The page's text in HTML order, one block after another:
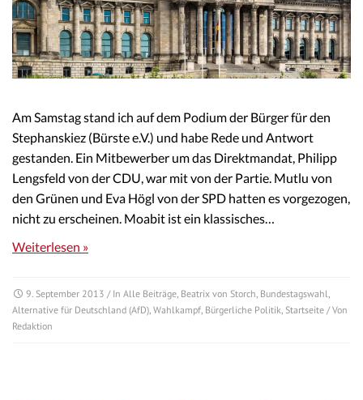
Am Samstag stand ich auf dem Podium der Bürger für den
Stephanskiez (Bürste e.V.) und habe Rede und Antwort
gestanden. Ein Mitbewerber um das Direktmandat, Philipp
Lengsfeld von der CDU, war mit von der Partie. Mutlu von
den Grünen und Eva Högl von der SPD hatten es vorgezogen,
nicht zu erscheinen. Moabit ist ein klassisches…
Weiterlesen »
9. September 2013 / In Alle Beiträge Beatrix von Storch Bundestagswahl
Alternative für Deutschland (AfD) Wahlkampf Bürgerliche Politik Startseite / Von
Redaktion